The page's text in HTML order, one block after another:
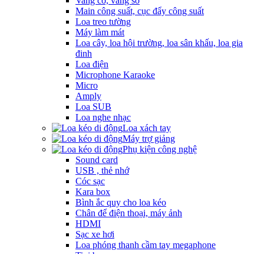
Main công suất, cục đẩy công suất
Loa treo tường
Máy làm mát
Loa cây, loa hội trường, loa sân khấu, loa gia
đinh
Loa điện
Microphone Karaoke
Micro
Amply
Loa SUB
Loa nghe nhạc
Loa xách tay
Máy trợ giảng
Phụ kiện công nghệ
Sound card
USB , thẻ nhớ
Cóc sạc
Kara box
Bình ắc quy cho loa kéo
Chân để điện thoại, máy ảnh
HDMI
Sạc xe hơi
Loa phóng thanh cầm tay megaphone